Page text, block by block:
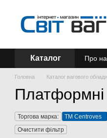
Каталог Про
Акції
Головна Каталог вагового
Торгова марка:
ТМ Centroves
Очистити фільтр